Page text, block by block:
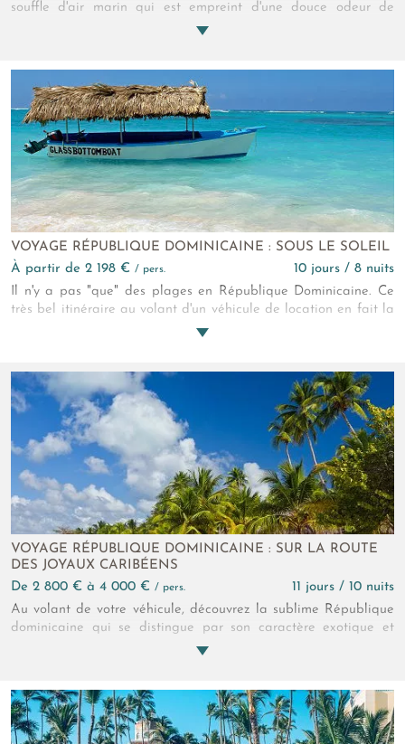
souffle d'air marin qui est empreint d'une douce odeur de
cocotiers. L'hôtel 4* Sup présente des suites et des villas au
des atouts de cet écrin paradisiaque entre soins revivifiant et
relaxant. Enfin, l'offre culinaire vous offre un voyage des sens
des plus agréables pour parfaire votre escapade insulaire.
VOYAGE RÉPUBLIQUE DOMINICAINE : SOUS LE SOLEIL
à partir de 2 198 € / pers.
10 jours / 8 nuits
Il n'y a pas "que" des plages en République Dominicaine. Ce
très bel itinéraire au volant d'un véhicule de location en fait la
preuve. La diversité de ce petit territoire est étonnante, la
VOYAGE RÉPUBLIQUE DOMINICAINE : SUR LA ROUTE
DES JOYAUX CARIBÉENS
de 2 800 € à 4 000 € / pers.
11 jours / 10 nuits
Au volant de votre véhicule, découvrez la sublime République
dominicaine qui se distingue par son caractère exotique et
naturel. Laissez-vous séduire par sa faune et sa flore
qui alimente une atmosphère à la fois relaxante et
dépaysante. Tout un bel itinéraire vous attend pour découvrir
la République dominicaine sous son plus beau jour.